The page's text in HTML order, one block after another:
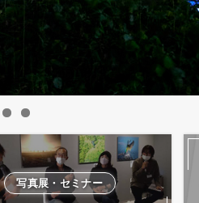
写真展・セミナー